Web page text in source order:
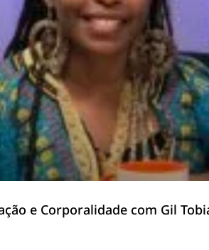
e Corporalidade com Gil